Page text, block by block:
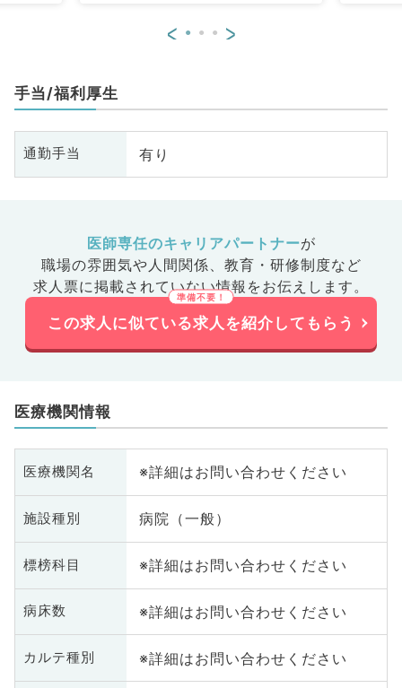
< >
手当/福利厚生
通勤手当 有り
医師専任のキャリアパートナーが
職場の雰囲気や人間関係、 教育・研修制度など
求人票に掲載されていない情報をお伝えします。
この求人に似ている求人を紹介してもらう
医療機関情報
医療機関名 ※詳細はお問い合わせください
施設種別 病院（一般）
標榜科目 ※詳細はお問い合わせください
病床数 ※詳細はお問い合わせください
カルテ種別 ※詳細はお問い合わせください